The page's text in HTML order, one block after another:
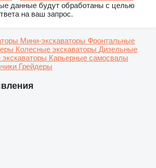
данные будут обработаны с целью
на ваш запрос.
Мини-экскаваторы Фронтальные
Колесные экскаваторы Дизельные
Карьерные самосвалы
Грейдеры